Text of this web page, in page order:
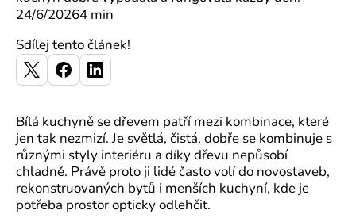
24/6/20264 min
Sdílej tento článek!
Bílá kuchyně se dřevem patří mezi kombinace, které
jen tak nezmizí. Je světlá, čistá, dobře se kombinuje s
různými styly interiéru a díky dřevu nepůsobí
chladně. Právě proto ji lidé často volí do novostaveb,
rekonstruovaných bytů i menších kuchyní, kde je
potřeba prostor opticky odlehčit.